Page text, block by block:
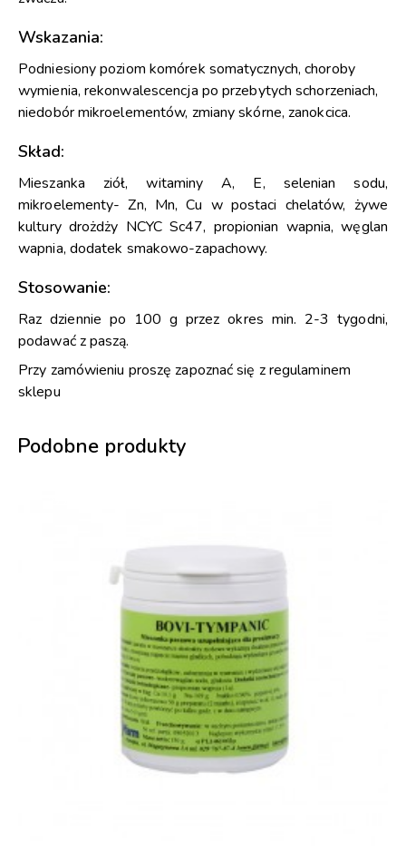
Wskazania:
Podniesiony poziom komórek somatycznych, choroby
wymienia, rekonwalescencja po przebytych schorzeniach,
niedobór mikroelementów, zmiany skórne, zanokcica.
Skład:
Mieszanka ziół, witaminy A, E, selenian sodu,
mikroelementy- Zn, Mn, Cu w postaci chelatów, żywe
kultury drożdży NCYC Sc47, propionian wapnia, węglan
wapnia, dodatek smakowo-zapachowy.
Stosowanie:
Raz dziennie po 100 g przez okres min. 2-3 tygodni,
podawać z paszą.
Przy zamówieniu proszę zapoznać się z regulaminem
sklepu
Podobne produkty